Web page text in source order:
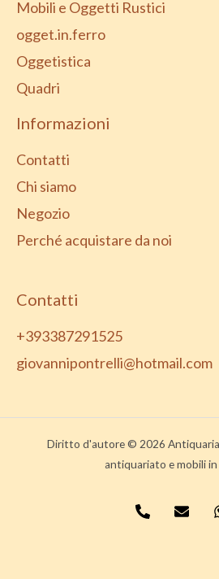
Mobili e Oggetti Rustici
ogget.in.ferro
Oggetistica
Quadri
Informazioni
Contatti
Chi siamo
Negozio
Perché acquistare da noi
Contatti
+393387291525
giovannipontrelli@hotmail.com
Diritto d'autore © 2026
antiquariato e mobili